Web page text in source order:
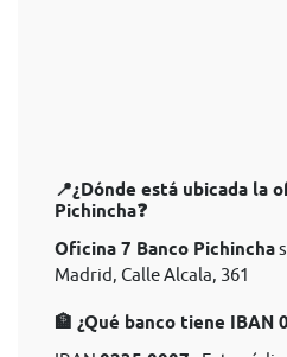
📍¿Dónde está ubicada la
Pichincha❓
Oficina 7 Banco Pichincha
Madrid, Calle Alcala, 361
🏦 ¿Qué banco tiene IBAN